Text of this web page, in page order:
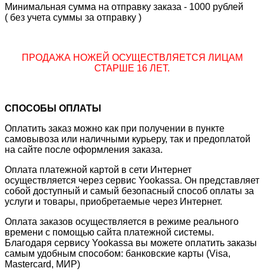
Минимальная сумма на отправку заказа - 1000 рублей
( без учета суммы за отправку )
ПРОДАЖА НОЖЕЙ ОСУЩЕСТВЛЯЕТСЯ ЛИЦАМ
СТАРШЕ 16 ЛЕТ.
СПОСОБЫ ОПЛАТЫ
Оплатить заказ можно как при получении в пункте
самовывоза или наличными курьеру, так и предоплатой
на сайте после оформления заказа.
Оплата платежной картой в сети Интернет
осуществляется через сервис Yookassa. Он представляет
собой доступный и самый безопасный способ оплаты за
услуги и товары, приобретаемые через Интернет.
Оплата заказов осуществляется в режиме реального
времени с помощью сайта платежной системы.
Благодаря сервису Yookassa вы можете оплатить заказы
самым удобным способом: банковские карты (Visa,
Mastercard, МИР)